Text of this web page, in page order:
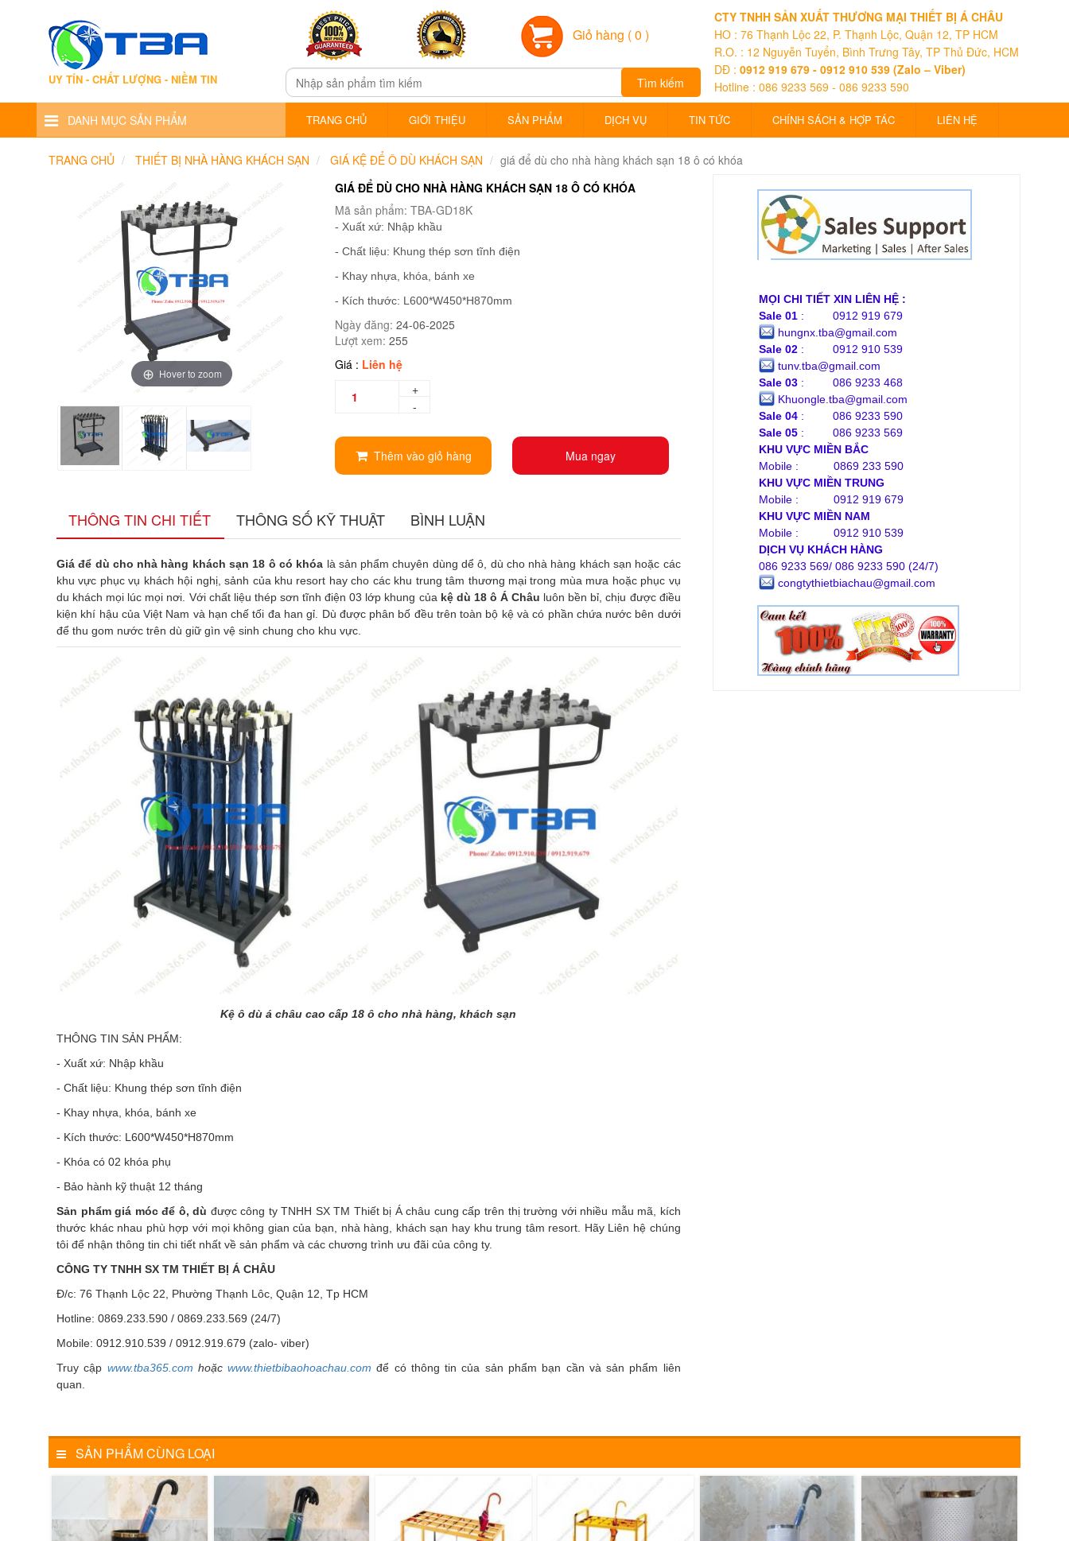
UY TÍN - CHẤT LƯỢNG - NIỀM TIN
Giỏ hàng ( 0 )
Tìm kiếm
CTY TNHH SẢN XUẤT THƯƠNG MẠI THIẾT BỊ Á CHÂU
HO : 76 Thạnh Lộc 22, P. Thạnh Lộc, Quận 12, TP HCM
R.O. : 12 Nguyễn Tuyển, Bình Trưng Tây, TP Thủ Đức, HCM
DĐ : 0912 919 679 - 0912 910 539 (Zalo – Viber)
Hotline : 086 9233 569 - 086 9233 590
DANH MỤC SẢN PHẨM TRANG CHỦ GIỚI THIỆU SẢN PHẨM DỊCH VỤ TIN TỨC CHÍNH SÁCH & HỢP TÁC LIÊN HỆ
TRANG CHỦ THIẾT BỊ NHÀ HÀNG KHÁCH SẠN GIÁ KỆ ĐỂ Ô DÙ KHÁCH SẠN giá để dù cho nhà hàng khách sạn 18 ô có khóa
Hover to zoom
GIÁ ĐỂ DÙ CHO NHÀ HÀNG KHÁCH SẠN 18 Ô CÓ KHÓA
Mã sản phẩm: TBA-GD18K
- Xuất xứ: Nhập khầu
- Chất liệu: Khung thép sơn tĩnh điện
- Khay nhựa, khóa, bánh xe
- Kích thước: L600*W450*H870mm
Ngày đăng:24-06-2025
Lượt xem:255
Giá : Liên hệ
+
-
Thêm vào giỏ hàng Mua ngay
THÔNG TIN CHI TIẾT THÔNG SỐ KỸ THUẬT BÌNH LUẬN
Giá để dù cho nhà hàng khách sạn 18 ô có khóa là sản phẩm chuyên dùng dể ô, dù cho nhà hàng khách sạn hoặc các
khu vực phục vụ khách hội nghị, sảnh của khu resort hay cho các khu trung tâm thương mại trong mùa mưa hoặc phục vụ
du khách mọi lúc mọi nơi. Với chất liệu thép sơn tĩnh điện 03 lớp khung của kệ dù 18 ô Á Châu luôn bền bỉ, chịu được điều
kiện khí hậu của Việt Nam và hạn chế tối đa han gỉ. Dù được phân bố đều trên toàn bộ kệ và có phần chứa nước bên dưới
để thu gom nước trên dù giữ gìn vệ sinh chung cho khu vực.
Kệ ô dù á châu cao cấp 18 ô cho nhà hàng, khách sạn
THÔNG TIN SẢN PHẨM:
- Xuất xứ: Nhập khầu
- Chất liệu: Khung thép sơn tĩnh điện
- Khay nhựa, khóa, bánh xe
- Kích thước: L600*W450*H870mm
- Khóa có 02 khóa phụ
- Bảo hành kỹ thuật 12 tháng
Sản phẩm giá móc để ô, dù được công ty TNHH SX TM Thiết bị Á châu cung cấp trên thị trường với nhiều mẫu mã, kích
thước khác nhau phù hợp với mọi không gian của bạn, nhà hàng, khách sạn hay khu trung tâm resort. Hãy Liên hệ chúng
tôi để nhận thông tin chi tiết nhất về sản phẩm và các chương trình ưu đãi của công ty.
CÔNG TY TNHH SX TM THIẾT BỊ Á CHÂU
Đ/c: 76 Thạnh Lộc 22, Phường Thạnh Lôc, Quận 12, Tp HCM
Hotline: 0869.233.590 / 0869.233.569 (24/7)
Mobile: 0912.910.539 / 0912.919.679 (zalo- viber)
Truy cập www.tba365.com hoặcwww.thietbibaohoachau.com để có thông tin của sản phẩm bạn cần và sản phẩm liên
quan.
MỌI CHI TIẾT XIN LIÊN HỆ :
Sale 01 : 0912 919 679
hungnx.tba@gmail.com
Sale 02 : 0912 910 539
tunv.tba@gmail.com
Sale 03 : 086 9233 468
Khuongle.tba@gmail.com
Sale 04 : 086 9233 590
Sale 05 : 086 9233 569
KHU VỰC MIỀN BẮC
Mobile : 0869 233 590
KHU VỰC MIỀN TRUNG
Mobile : 0912 919 679
KHU VỰC MIỀN NAM
Mobile : 0912 910 539
DỊCH VỤ KHÁCH HÀNG
086 9233 569/ 086 9233 590 (24/7)
congtythietbiachau@gmail.com
SẢN PHẨM CÙNG LOẠI